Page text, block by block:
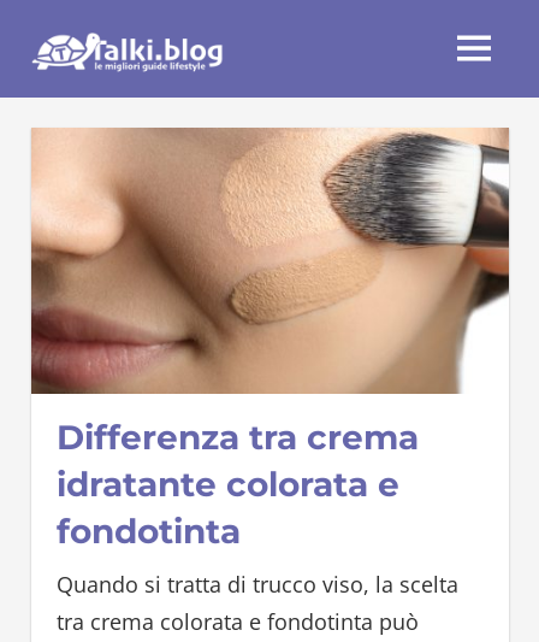
MENU
Differenza tra crema
idratante colorata e
fondotinta
Quando si tratta di trucco viso, la scelta
tra crema colorata e fondotinta può